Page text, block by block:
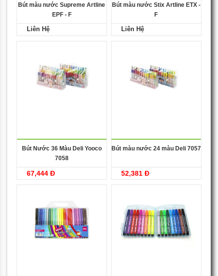
Bút màu nước Supreme Artline
EPF - F
Liên Hệ
Bút màu nước Stix Artline ETX -
F
Liên Hệ
Bút Nước 36 Màu Deli Yooco
7058
67,444 Đ
Bút màu nước 24 màu Deli 7057
52,381 Đ